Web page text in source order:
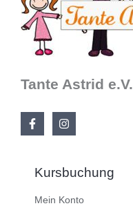
Tante Astrid e.V.
Kursbuchung
Mein Konto